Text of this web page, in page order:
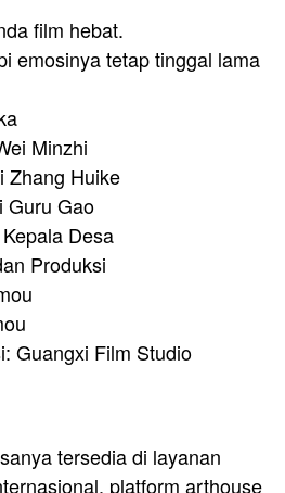
film hebat.
emosinya tetap tinggal lama
Minzhi
Zhang Huike
Guru Gao
Desa
Produksi
Guangxi Film Studio
tersedia di layanan
platform arthouse